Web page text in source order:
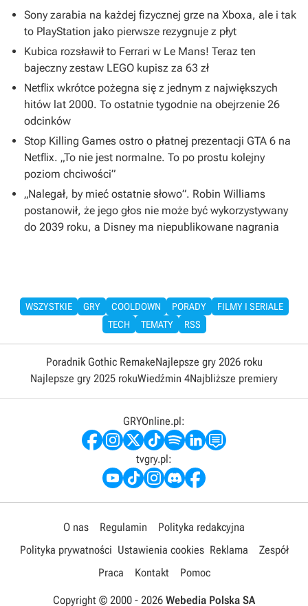
Sony zarabia na każdej fizycznej grze na Xboxa, ale i tak
to PlayStation jako pierwsze rezygnuje z płyt
Kubica rozsławił to Ferrari w Le Mans! Teraz ten
bajeczny zestaw LEGO kupisz za 63 zł
Netflix wkrótce pożegna się z jednym z największych
hitów lat 2000. To ostatnie tygodnie na obejrzenie 26
odcinków
Stop Killing Games ostro o płatnej prezentacji GTA 6 na
Netflix. „To nie jest normalne. To po prostu kolejny
poziom chciwości”
„Nalegał, by mieć ostatnie słowo”. Robin Williams
postanowił, że jego głos nie może być wykorzystywany
do 2039 roku, a Disney ma niepublikowane nagrania
WSZYSTKIE GRY COOLDOWN PORADY
FILMY I SERIALE
TECH
TEMATY RSS
Poradnik Gothic RemakeNajlepsze gry 2026 roku
Najlepsze gry 2025 rokuWiedźmin 4Najbliższe premiery
GRYOnline.pl:
tvgry.pl:
O nas Regulamin
Polityka redakcyjna
Polityka prywatności Ustawienia cookies Reklama
Zespół
Praca
Kontakt Pomoc
Copyright © 2000 - 2026 Webedia Polska SA